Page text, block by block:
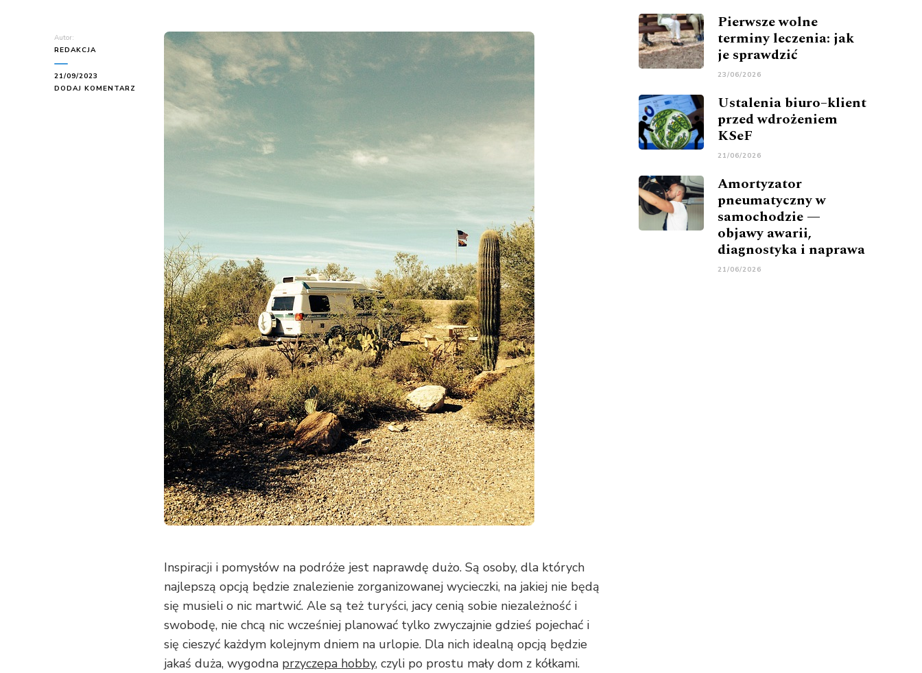
Autor:
REDAKCJA
21/09/2023
DODAJ KOMENTARZ
PRZYGOTOWAĆ
ODPOWIEDNIO
Inspiracji i pomysłów na podróże jest naprawdę dużo. Są osoby, dla których
najlepszą opcją będzie znalezienie zorganizowanej wycieczki, na jakiej nie będą
się musieli o nic martwić. Ale są też turyści, jacy cenią sobie niezależność i
swobodę, nie chcą nic wcześniej planować tylko zwyczajnie gdzieś pojechać i
się cieszyć każdym kolejnym dniem na urlopie. Dla nich idealną opcją będzie
jakaś duża, wygodna przyczepa hobby, czyli po prostu mały dom z kółkami.
Pierwsze wolne
terminy leczenia: jak
je sprawdzić
23/06/2026
Ustalenia biuro–klient
przed wdrożeniem
KSeF
21/06/2026
Amortyzator
pneumatyczny w
samochodzie —
objawy awarii,
diagnostyka i naprawa
21/06/2026